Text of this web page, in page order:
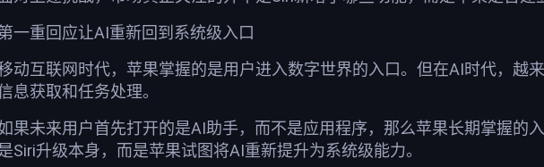
一重回应让AI重新回到系统级入口
动互联网时代，苹果掌握的是用户进入数字世界的入口。但在AI时代，越
息获取和任务处理。
果未来用户首先打开的是AI助手，而不是应用程序，那么苹果长期掌握的
Siri升级本身，而是苹果试图将AI重新提升为系统级能力。